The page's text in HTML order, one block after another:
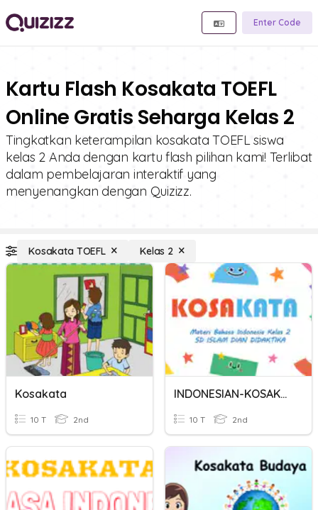
Enter Code
Kartu Flash Kosakata TOEFL
Online Gratis Seharga Kelas 2
Tingkatkan keterampilan kosakata TOEFL siswa
kelas 2 Anda dengan kartu flash pilihan kami! Terlibat
dalam pembelajaran interaktif yang
menyenangkan dengan Quizizz.
Kosakata TOEFL Kelas 2
Kosakata
10 T 2nd
INDONESIAN-KOSAKATA
10 T 2nd